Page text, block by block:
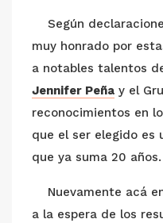
Según
muy honrado por
a notables talentos
Jennifer Peña y el
reconocimientos en
que el ser elegido es
que ya suma 20 años.
Nuevamente acá
a la espera de los